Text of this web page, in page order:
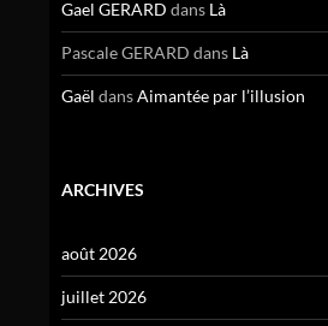
Gael GERARD dans Là
Pascale GERARD dans Là
Gaël dansAimantée par l’illusion
ARCHIVES
août 2026
juillet 2026